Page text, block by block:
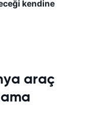
kendine
araç